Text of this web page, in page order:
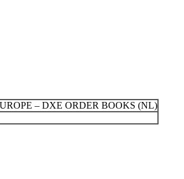
– DXE ORDER BOOKS (NL)